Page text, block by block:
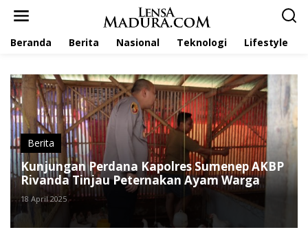
Beranda Berita Nasional Teknologi Lifestyle
Berita
Kunjungan Perdana Kapolres Sumenep AKBP
Rivanda Tinjau Peternakan Ayam Warga
18 April 2025